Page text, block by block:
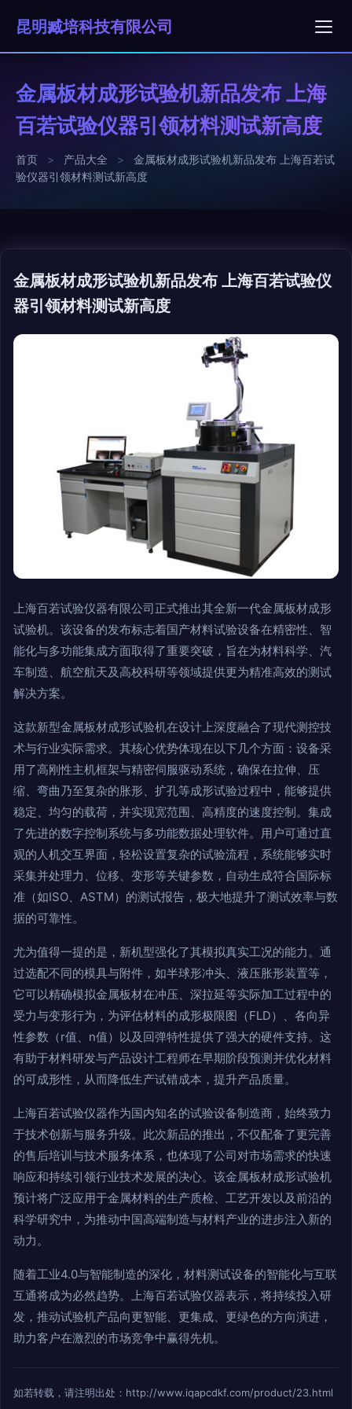
昆明臧培科技有限公司
金属板材成形试验机新品发布 上海
百若试验仪器引领材料测试新高度
首页 > 产品大全 >
金属板材成形试验机新品发布 上海百若试
验仪器引领材料测试新高度
金属板材成形试验机新品发布 上海百若试验仪
器引领材料测试新高度
上海百若试验仪器有限公司正式推出其全新一代金属板材成形
试验机。该设备的发布标志着国产材料试验设备在精密性、智
能化与多功能集成方面取得了重要突破，旨在为材料科学、汽
车制造、航空航天及高校科研等领域提供更为精准高效的测试
解决方案。
这款新型金属板材成形试验机在设计上深度融合了现代测控技
术与行业实际需求。其核心优势体现在以下几个方面：设备采
用了高刚性主机框架与精密伺服驱动系统，确保在拉伸、压
缩、弯曲乃至复杂的胀形、扩孔等成形试验过程中，能够提供
稳定、均匀的载荷，并实现宽范围、高精度的速度控制。集成
了先进的数字控制系统与多功能数据处理软件。用户可通过直
观的人机交互界面，轻松设置复杂的试验流程，系统能够实时
采集并处理力、位移、变形等关键参数，自动生成符合国际标
准（如ISO、ASTM）的测试报告，极大地提升了测试效率与数
据的可靠性。
尤为值得一提的是，新机型强化了其模拟真实工况的能力。通
过选配不同的模具与附件，如半球形冲头、液压胀形装置等，
它可以精确模拟金属板材在冲压、深拉延等实际加工过程中的
受力与变形行为，为评估材料的成形极限图（FLD）、各向异
性参数（r值、n值）以及回弹特性提供了强大的硬件支持。这
有助于材料研发与产品设计工程师在早期阶段预测并优化材料
的可成形性，从而降低生产试错成本，提升产品质量。
上海百若试验仪器作为国内知名的试验设备制造商，始终致力
于技术创新与服务升级。此次新品的推出，不仅配备了更完善
的售后培训与技术服务体系，也体现了公司对市场需求的快速
响应和持续引领行业技术发展的决心。该金属板材成形试验机
预计将广泛应用于金属材料的生产质检、工艺开发以及前沿的
科学研究中，为推动中国高端制造与材料产业的进步注入新的
动力。
随着工业4.0与智能制造的深化，材料测试设备的智能化与互联
互通将成为必然趋势。上海百若试验仪器表示，将持续投入研
发，推动试验机产品向更智能、更集成、更绿色的方向演进，
助力客户在激烈的市场竞争中赢得先机。
如若转载，请注明出处：http://www.iqapcdkf.com/product/23.html